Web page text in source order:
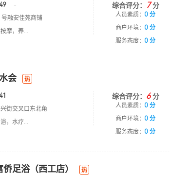
-
融安佳苑商铺
摩，养...
综合评分： 7分
人员素质： 0 分
商户环境： 0 分
服务态度： 0 分
会 热
-
街交叉口东北角
，水疗...
综合评分： 6分
人员素质： 0 分
商户环境： 0 分
服务态度： 0 分
足浴（西工店） 热